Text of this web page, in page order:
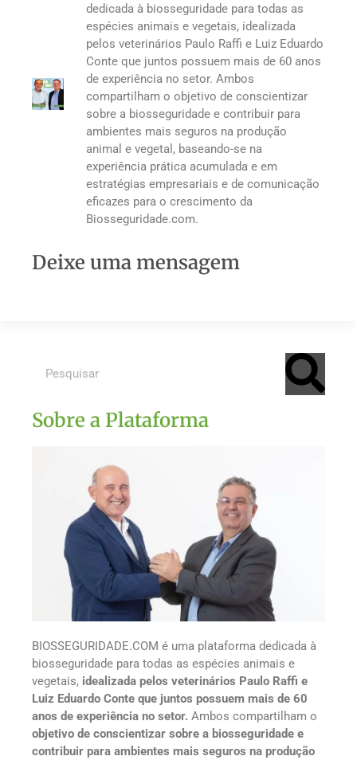
dedicada à biosseguridade para todas as
espécies animais e vegetais, idealizada
pelos veterinários Paulo Raffi e Luiz Eduardo
Conte que juntos possuem mais de 60 anos
de experiência no setor. Ambos
compartilham o objetivo de conscientizar
sobre a biosseguridade e contribuir para
ambientes mais seguros na produção
animal e vegetal, baseando-se na
experiência prática acumulada e em
estratégias empresariais e de comunicação
eficazes para o crescimento da
Biosseguridade.com.
Deixe uma mensagem
Sobre a Plataforma
BIOSSEGURIDADE.COM é uma plataforma dedicada à
biosseguridade para todas as espécies animais e
vegetais, idealizada pelos veterinários Paulo Raffi e
Luiz Eduardo Conte que juntos possuem mais de 60
anos de experiência no setor. Ambos compartilham o
objetivo de conscientizar sobre a biosseguridade e
contribuir para ambientes mais seguros na produção